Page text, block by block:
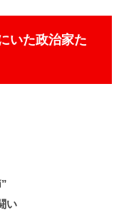
いた政治家た
い